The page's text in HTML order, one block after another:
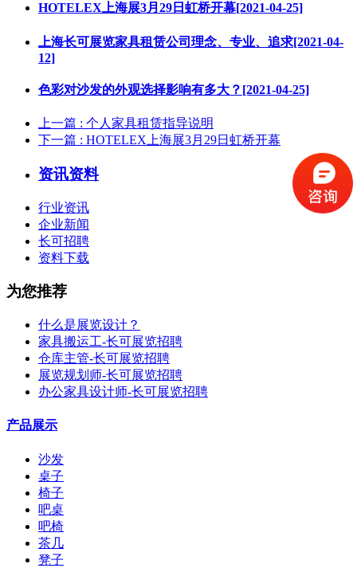
HOTELEX上海展3月29日虹桥开幕[2021-04-25]
上海长可展览家具租赁公司理念、专业、追求[2021-04-
12]
色彩对沙发的外观选择影响有多大？[2021-04-25]
上一篇 : 个人家具租赁指导说明
下一篇 : HOTELEX上海展3月29日虹桥开幕
资讯资料
行业资讯
企业新闻
长可招聘
资料下载
为您推荐
什么是展览设计？
家具搬运工-长可展览招聘
仓库主管-长可展览招聘
展览规划师-长可展览招聘
办公家具设计师-长可展览招聘
产品展示
沙发
桌子
椅子
吧桌
吧椅
茶几
凳子